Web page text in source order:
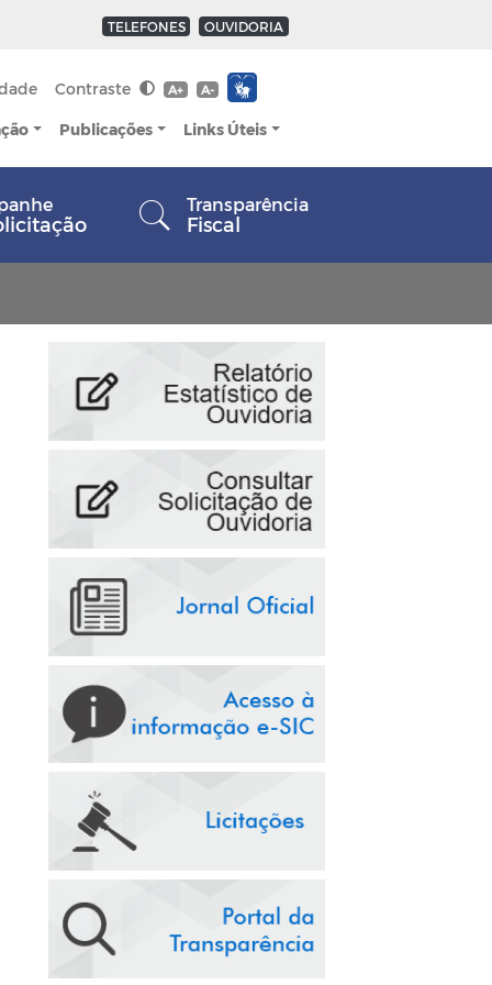
TELEFONES OUVIDORIA
Contraste A+ A-
Publicações Links Úteis
Transparência
Fiscal